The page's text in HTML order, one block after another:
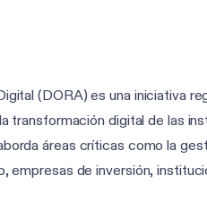
(DORA) es una iniciativa
transformación digital de las
áreas críticas como la
empresas de inversión,